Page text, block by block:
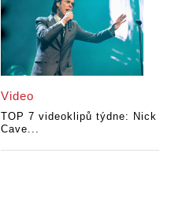
Video
TOP 7 videoklipů týdne: Nick
Cave...